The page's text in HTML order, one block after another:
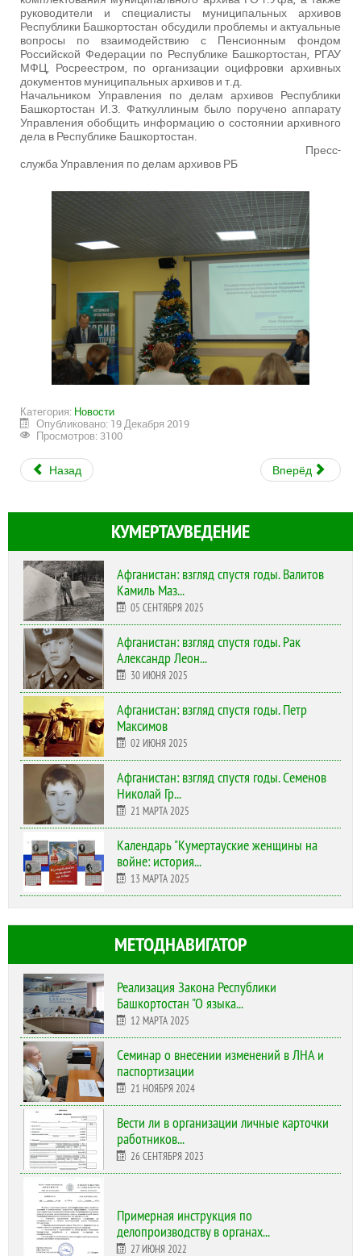
руководители и специалисты муниципальных архивов
Республики Башкортостан обсудили проблемы и актуальные
вопросы по взаимодействию с Пенсионным фондом
Российской Федерации по Республике Башкортостан, РГАУ
МФЦ, Росреестром, по организации оцифровки архивных
документов муниципальных архивов и т.д.
Начальником Управления по делам архивов Республики
Башкортостан И.З. Фаткуллиным было поручено аппарату
Управления обобщить информацию о состоянии архивного
дела в Республике Башкортостан.
Пресс-
служба Управления по делам архивов РБ
Категория: Новости
Опубликовано: 19 Декабря 2019
Просмотров: 3100
Назад Вперёд
КУМЕРТАУВЕДЕНИЕ
Афганистан: взгляд спустя годы. Валитов
Камиль Маз...
05 СЕНТЯБРЯ 2025
Афганистан: взгляд спустя годы. Рак
Александр Леон...
30 ИЮНЯ 2025
Афганистан: взгляд спустя годы. Петр
Максимов
02 ИЮНЯ 2025
Афганистан: взгляд спустя годы. Семенов
Николай Гр...
21 МАРТА 2025
Календарь "Кумертауские женщины на
войне: история...
13 МАРТА 2025
МЕТОДНАВИГАТОР
Реализация Закона Республики
Башкортостан "О языка...
12 МАРТА 2025
Cеминар о внесении изменений в ЛНА и
паспортизации
21 НОЯБРЯ 2024
Вести ли в организации личные карточки
работников...
26 СЕНТЯБРЯ 2023
Примерная инструкция по
делопроизводству в органах...
27 ИЮНЯ 2022